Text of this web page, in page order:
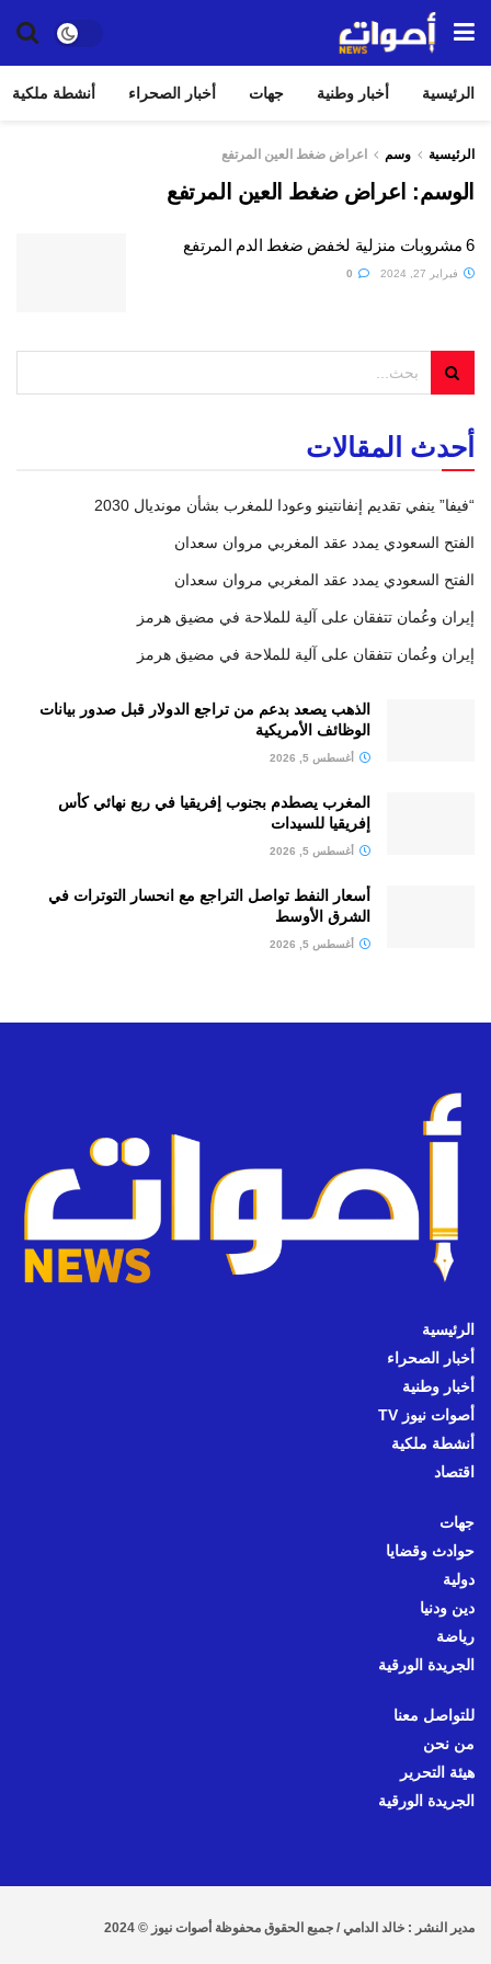
الرئيسية أخبار وطنية جهات أخبار الصحراء أنشطة ملكية
الرئيسية وسم اعراض ضغط العين المرتفع
الوسم: اعراض ضغط العين المرتفع
6 مشروبات منزلية لخفض ضغط الدم المرتفع
فبراير 27, 2024
أحدث المقالات
“فيفا” ينفي تقديم إنفانتينو وعودا للمغرب بشأن مونديال 2030
الفتح السعودي يمدد عقد المغربي مروان سعدان
الفتح السعودي يمدد عقد المغربي مروان سعدان
إيران وعُمان تتفقان على آلية للملاحة في مضيق هرمز
إيران وعُمان تتفقان على آلية للملاحة في مضيق هرمز
الذهب يصعد بدعم من تراجع الدولار قبل صدور بيانات
الوظائف الأمريكية
أغسطس 5, 2026
المغرب يصطدم بجنوب إفريقيا في ربع نهائي كأس
إفريقيا للسيدات
أغسطس 5, 2026
أسعار النفط تواصل التراجع مع انحسار التوترات في
الشرق الأوسط
أغسطس 5, 2026
الرئيسية
أخبار الصحراء
أخبار وطنية
أصوات نيوز TV
أنشطة ملكية
اقتصاد
جهات
حوادث وقضايا
دولية
دين ودنيا
رياضة
الجريدة الورقية
للتواصل معنا
من نحن
هيئة التحرير
الجريدة الورقية
مدير النشر : خالد الدامي / جميع الحقوق محفوظة أصوات نيوز © 2024